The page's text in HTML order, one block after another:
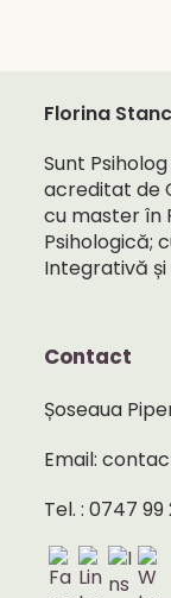
Florina
Sunt
acreditat de
cu master în
Psihologică;
Integrativă și
Contact
Șoseaua
Email:
Tel. : 0747 99